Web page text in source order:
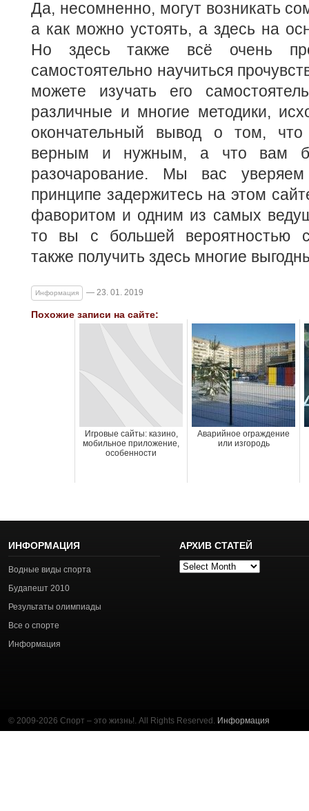
Да, несомненно, могут возникать
а как можно устоять, а здесь на
Но здесь также всё очень
самостоятельно научиться
можете изучать его
различные и многие методики,
окончательный вывод о том,
верным и нужным, а что вам
разочарование. Мы вас
принципе задержитесь на этом
фаворитом и одним из самых
то вы с большей вероятностью
также получить здесь многие
Информация — 23. 01. 2019
Похожие записи на сайте:
Игровые сайты: казино,
мобильное приложение,
особенности
Аварийное ограждение
или изгородь
ИНФОРМАЦИЯ
Водные виды спорта
Будапешт 2010
Результаты олимпиады
Все о спорте
Информация
АРХИВ СТАТЕЙ
Архив
© 2009-2026 Спорт – это жизнь!. All Rights Reserved. Информация